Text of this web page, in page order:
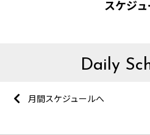
スケジ
Daily
月間スケジュールへ